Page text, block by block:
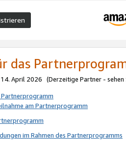
das
14. April 2026 (Derzeitige Partner - sehen
am Partnerprogramm
im Rahmen des Partnerprogramms